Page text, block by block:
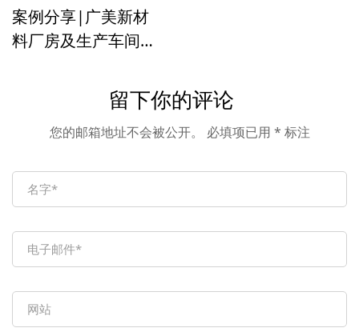
案例分享|广美新材
料厂房及生产车间监
留下你的评论
您的邮箱地址不会被公开。 必填项已用 * 标注